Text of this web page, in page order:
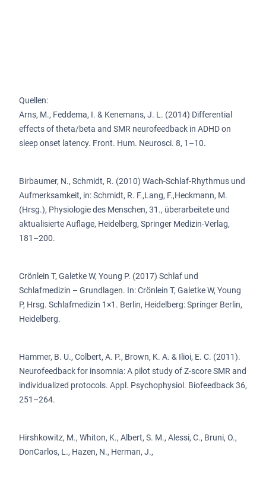
Quellen:
Arns, M., Feddema, I. & Kenemans, J. L. (2014) Differential
effects of theta/beta and SMR neurofeedback in ADHD on
sleep onset latency. Front. Hum. Neurosci. 8, 1–10.
Birbaumer, N., Schmidt, R. (2010) Wach-Schlaf-Rhythmus und
Aufmerksamkeit, in: Schmidt, R. F.,Lang, F.,Heckmann, M.
(Hrsg.), Physiologie des Menschen, 31., überarbeitete und
aktualisierte Auflage, Heidelberg, Springer Medizin-Verlag,
181–200.
Crönlein T, Galetke W, Young P. (2017) Schlaf und
Schlafmedizin – Grundlagen. In: Crönlein T, Galetke W, Young
P, Hrsg. Schlafmedizin 1×1. Berlin, Heidelberg: Springer Berlin,
Heidelberg.
Hammer, B. U., Colbert, A. P., Brown, K. A. & Ilioi, E. C. (2011).
Neurofeedback for insomnia: A pilot study of Z-score SMR and
individualized protocols. Appl. Psychophysiol. Biofeedback 36,
251–264.
Hirshkowitz, M., Whiton, K., Albert, S. M., Alessi, C., Bruni, O.,
DonCarlos, L., Hazen, N., Herman, J.,